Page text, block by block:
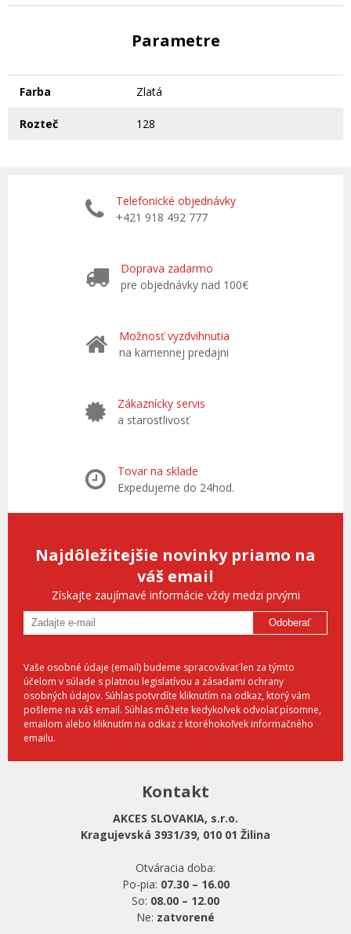
Parametre
Farba Zlatá
Rozteč 128
Telefonické objednávky
+421 918 492 777
Doprava zadarmo
pre objednávky nad 100€
Možnosť vyzdvihnutia
na kamennej predajni
Zákaznícky servis
a starostlivosť
Tovar na sklade
Expedujeme do 24hod.
Najdôležitejšie novinky priamo na
váš email
Získajte zaujímavé informácie vždy medzi prvými
Odoberať
Vaše osobné údaje (email) budeme spracovávať len za týmto
účelom v súlade s platnou legislatívou a zásadami ochrany
osobných údajov. Súhlas potvrdíte kliknutím na odkaz, ktorý vám
pošleme na váš email. Súhlas môžete kedykoľvek odvolať písomne,
emailom alebo kliknutím na odkaz z ktoréhokoľvek informačného
emailu.
Kontakt
AKCES SLOVAKIA, s.r.o.
Kragujevská 3931/39, 010 01 Žilina
Otváracia doba:
Po-pia: 07.30 – 16.00
So: 08.00 – 12.00
Ne: zatvorené